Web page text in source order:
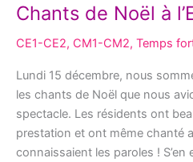
Chants de Noël à
CE1-CE2, CM1-CM2, Temps
Lundi 15 décembre, nous
les chants de Noël que nous
spectacle. Les résidents ont
prestation et ont même chanté
connaissaient les paroles ! S’en
Chants
Noël
à
l’EHPAD